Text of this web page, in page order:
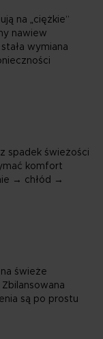
na „ciężkie”
nawiew
wymiana
spadek świeżości
komfort
→ chłód →
świeże
są po prostu